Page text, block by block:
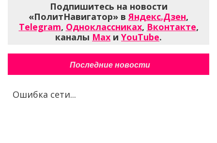
Подпишитесь на новости
«ПолитНавигатор» вЯндекс.Дзен,
Telegram, Одноклассниках, Вконтакте,
каналы Max и YouTube.
Последние новости
Ошибка сети...